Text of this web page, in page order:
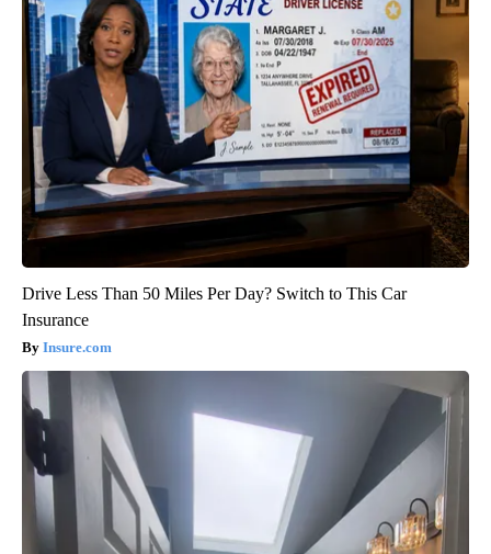
Drive Less Than 50 Miles Per Day? Switch to This Car
Insurance
Insure.com